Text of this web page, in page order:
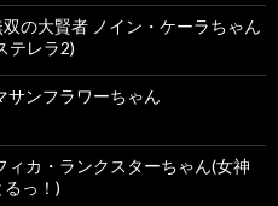
の大賢者 ノイン・ケーラちゃん
テレラ2)
サンフラワーちゃん
ィカ・ランクスターちゃん(女神
っ！)